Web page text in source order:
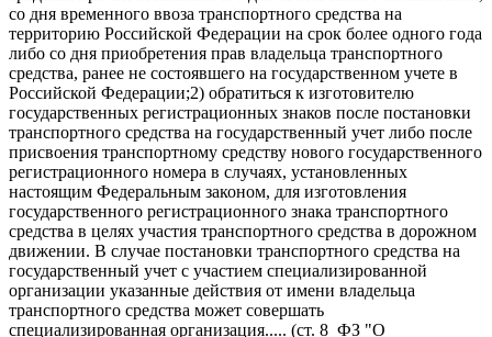
со дня временного ввоза транспортного средства на
территорию Российской Федерации на срок более одного года
либо со дня приобретения прав владельца транспортного
средства, ранее не состоявшего на государственном учете в
Российской Федерации;2) обратиться к изготовителю
государственных регистрационных знаков после постановки
транспортного средства на государственный учет либо после
присвоения транспортному средству нового государственного
регистрационного номера в случаях, установленных
настоящим Федеральным законом, для изготовления
государственного регистрационного знака транспортного
средства в целях участия транспортного средства в дорожном
движении. В случае постановки транспортного средства на
государственный учет с участием специализированной
организации указанные действия от имени владельца
транспортного средства может совершать
специализированная организация..... (ст. 8 ФЗ "О